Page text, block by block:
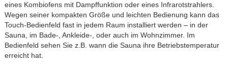
eines Kombiofens mit Dampffunktion oder eines Infrarotstrahlers.
Wegen seiner kompakten Größe und leichten Bedienung kann das
Touch-Bedienfeld fast in jedem Raum installiert werden – in der
Sauna, im Bade-, Ankleide-, oder auch im Wohnzimmer. Im
Bedienfeld sehen Sie z.B. wann die Sauna ihre Betriebstemperatur
erreicht hat.